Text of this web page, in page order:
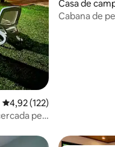
4,92 de uma avaliação
4,92 (122)
pela
Casa de
itlán
Cabana de